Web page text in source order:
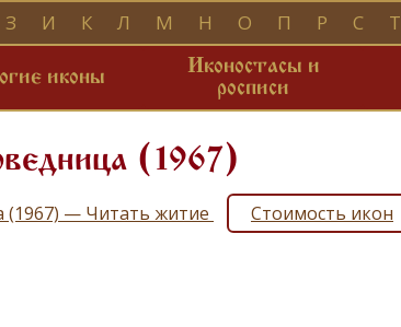
З И К Л М Н О П Р С Т
иконы
Иконостасы и
росписи
(1967)
(1967) — Читать житие Стоимость икон